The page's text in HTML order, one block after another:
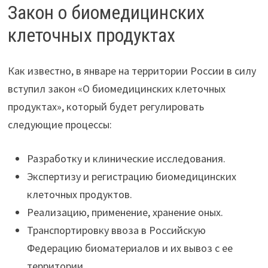
Закон о биомедицинских
клеточных продуктах
Как известно, в январе на территории России в силу
вступил закон «О биомедицинских клеточных
продуктах», который будет регулировать
следующие процессы:
Разработку и клинические исследования.
Экспертизу и регистрацию биомедицинских
клеточных продуктов.
Реализацию, применение, хранение оных.
Транспортировку ввоза в Российскую
Федерацию биоматериалов и их вывоз с ее